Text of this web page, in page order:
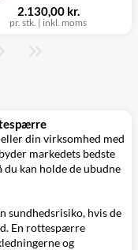
pr. stk. | inkl. moms
2.130,00 kr.
din virksomhed med
markedets bedste
kan holde de ubudne
sundhedsrisiko, hvis de
En rottespærre
og